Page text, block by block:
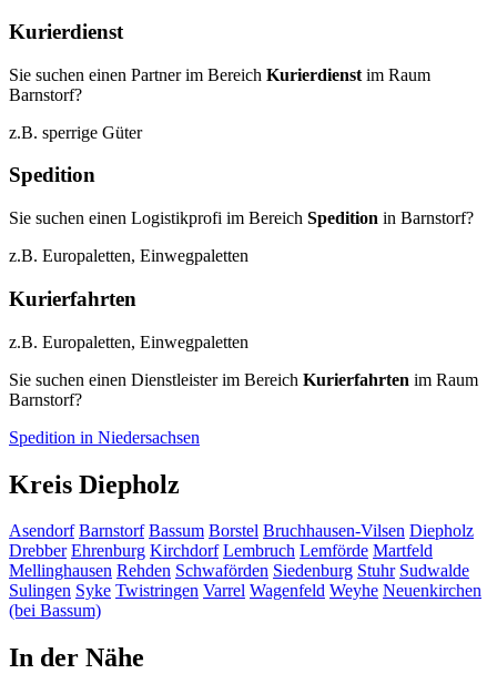
Kurierdienst
Sie suchen einen Partner im Bereich Kurierdienst im Raum
Barnstorf?
z.B. sperrige Güter
Spedition
Sie suchen einen Logistikprofi im Bereich Spedition in Barnstorf?
z.B. Europaletten, Einwegpaletten
Kurierfahrten
z.B. Europaletten, Einwegpaletten
Sie suchen einen Dienstleister im Bereich Kurierfahrten im Raum
Barnstorf?
Spedition in Niedersachsen
Kreis Diepholz
Asendorf Barnstorf Bassum Borstel Bruchhausen-Vilsen Diepholz
Drebber Ehrenburg Kirchdorf Lembruch Lemförde Martfeld
Mellinghausen Rehden Schwaförden Siedenburg Stuhr Sudwalde
Sulingen Syke Twistringen Varrel Wagenfeld Weyhe Neuenkirchen
(bei Bassum)
In der Nähe